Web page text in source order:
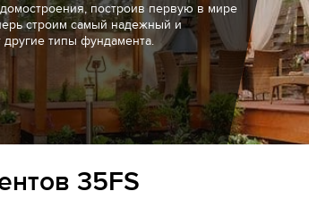
построив первую в мире
строим самый надежный и
типы фундамента.
35FS